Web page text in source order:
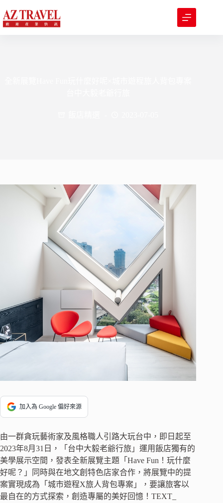
至
主
加入為 Google 偏好來源
由一群貪玩藝術家及風格職人引路大玩台中，即日起至
2023年8月31日，「台中大毅老爺行旅」運用飯店獨有的
美學展示空間，發表全新展覽主題「Have Fun！玩什麼
好呢？」同時與在地文創特色店家合作，將展覽中的提
案實現成為「城市遊程X旅人背包專案」，要讓旅客以
最自在的方式探索，創造專屬的美好回憶！TEXT_